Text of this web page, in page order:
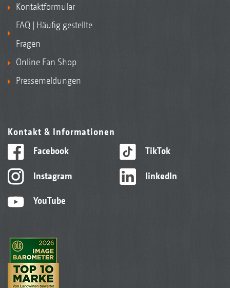
Kontaktformular
FAQ | Häufig gestellte
Fragen
Online Fan Shop
Pressemeldungen
Kontakt & Informationen
Facebook
Instagram
YouTube
TikTok
linkedIn